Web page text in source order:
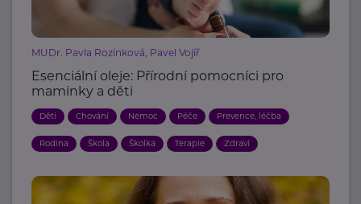
MUDr. Pavla Rozínková, Pavel Vojíř
Esenciální oleje: Přírodní pomocníci pro
maminky a děti
Děti Chování Nemoc Péče Prevence, léčba
Rodina Škola Školka Terapie Zdraví